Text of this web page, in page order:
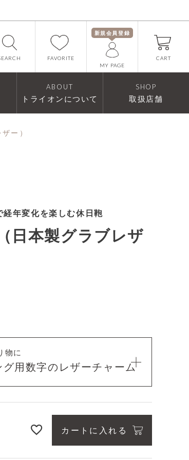
FAVORITE
新規会員登録
MY PAGE
CART
ABOUT
トライオンについて
SHOP
取扱店舗
ー）
年変化を楽しむ休日鞄
日本製グラブレザ
物に
用数字のレザーチャーム
カートに入れる